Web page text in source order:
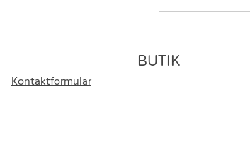
BUTIK
Kontaktformular